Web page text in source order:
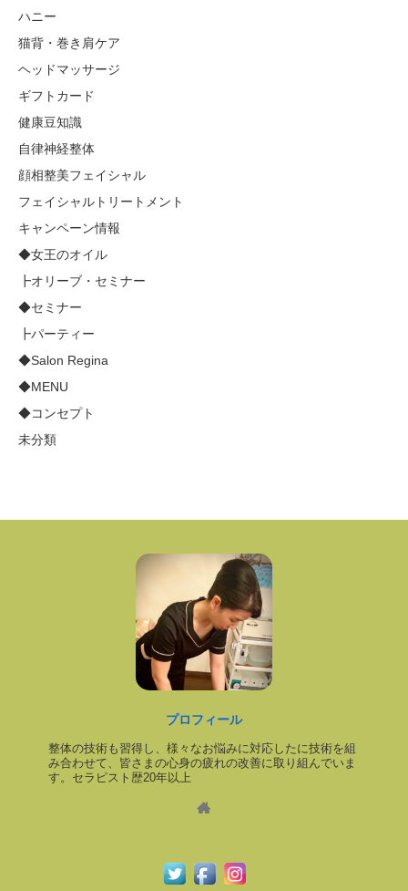
ハニー
猫背・巻き肩ケア
ヘッドマッサージ
ギフトカード
健康豆知識
自律神経整体
顔相整美フェイシャル
フェイシャルトリートメント
キャンペーン情報
◆女王のオイル
┣オリーブ・セミナー
◆セミナー
┣パーティー
◆Salon Regina
◆MENU
◆コンセプト
未分類
プロフィール
整体の技術も習得し、様々なお悩みに対応したに技術を組
み合わせて、皆さまの心身の疲れの改善に取り組んでいま
す。セラピスト歴20年以上